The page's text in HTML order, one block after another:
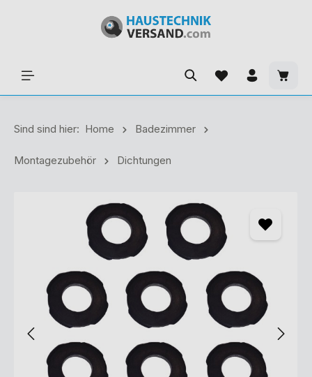
Sind sind hier: Home Badezimmer
Montagezubehör Dichtungen